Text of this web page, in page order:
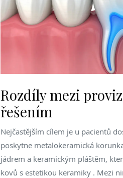
Rozdíly mezi
řešením
Nejčastějším cílem je u pacientů
poskytne metalokeramická
jádrem a keramickým pláštěm,
kovů s estetikou keramiky . Mezi